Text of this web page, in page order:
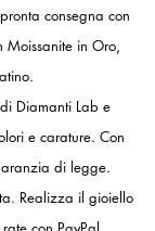
51mm,
16,2 mm)
52mm,
16,5 mm)
53mm,
16,8 mm)
54mm,
17,2 mm)
55mm,
17,5 mm)
consegna con
Moissanite in Oro,
Diamanti Lab e
e carature. Con
di legge.
Realizza il gioiello